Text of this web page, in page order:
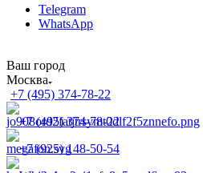
Telegram
WhatsApp
Ваш город
Москва
+7 (495) 374-78-22
+7 (495) 374-78-22
+7 (925) 148-50-54